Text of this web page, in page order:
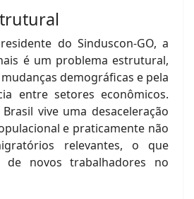
do Sinduscon-GO, a
é um problema estrutural,
demográficas e pela
entre setores econômicos.
vive uma desaceleração
e praticamente não
relevantes, o que
novos trabalhadores no